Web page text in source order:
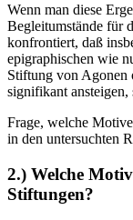
Wenn man diese
Begleitumstände für
konfrontiert, daß
epigraphischen wie
Stiftung von Agonen
signifikant ansteigen,
Frage, welche
in den untersuchten
2.) Welche
Stiftungen?